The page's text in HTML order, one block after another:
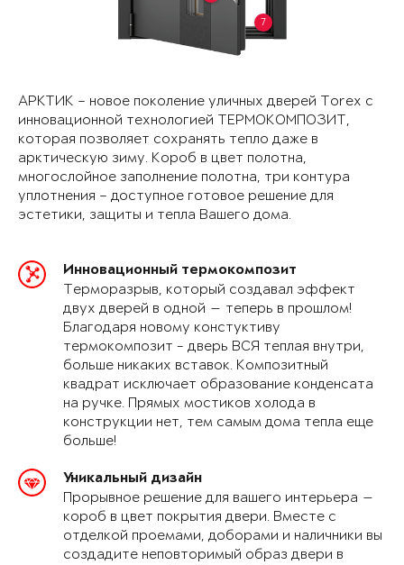
7
АРКТИК – новое поколение уличных дверей Torex с
инновационной технологией ТЕРМОКОМПОЗИТ,
которая позволяет сохранять тепло даже в
арктическую зиму. Короб в цвет полотна,
многослойное заполнение полотна, три контура
уплотнения – доступное готовое решение для
эстетики, защиты и тепла Вашего дома.
Инновационный термокомпозит
Терморазрыв, который создавал эффект
двух дверей в одной — теперь в прошлом!
Благодаря новому констуктиву
термокомпозит - дверь ВСЯ теплая внутри,
больше никаких вставок. Композитный
квадрат исключает образование конденсата
на ручке. Прямых мостиков холода в
конструкции нет, тем самым дома тепла еще
больше!
Уникальный дизайн
Прорывное решение для вашего интерьера —
короб в цвет покрытия двери. Вместе с
отделкой проемами, доборами и наличники вы
создадите неповторимый образ двери в